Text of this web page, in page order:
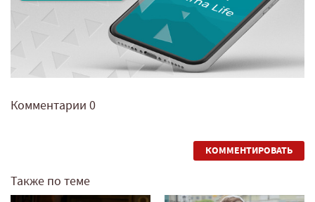
Комментарии 0
КОММЕНТИРОВАТЬ
Также по теме